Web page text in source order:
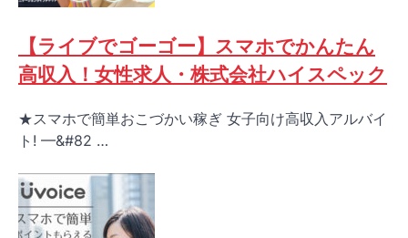
【ライブでゴーゴー】スマホでかんたん
高収入！女性求人・株式会社ハイスペック
★スマホで簡単おこづかい稼ぎ 女子向け高収入アルバイ
ト! —&#82 …